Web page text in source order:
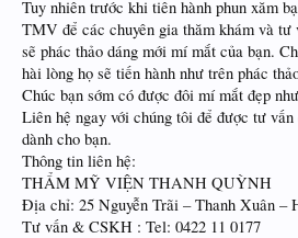
Tuy nhiên trước khi tiên hành phun xăm
TMV để các chuyên gia thăm khám và tư
sẽ phác thảo dáng mới mí mắt của bạn.
hài lòng họ sẽ tiến hành như trên phác
Chúc bạn sớm có được đôi mí mắt đẹp
Liên hệ ngay với chúng tôi để được tư
dành cho bạn.
Thông tin liên hệ:
THẨM MỸ VIỆN THANH QUỲNH
Địa chỉ: 25 Nguyễn Trãi – Thanh Xuân –
Tư vấn & CSKH : Tel: 0422 11 0177